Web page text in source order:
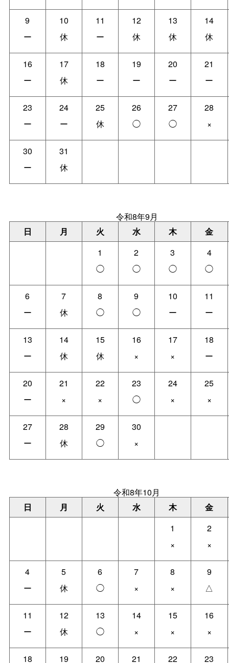
9
ー
10
休
11
ー
12
休
13
休
14
休
16
ー
17
休
18
ー
19
ー
20
ー
21
ー
23
ー
24
ー
25
休
26
◯
27
◯
28
×
30
ー
31
休
令和8年9月
日
月 火 水 木
金
1
◯
2
◯
3
◯
4
◯
6
ー
7
休
8
◯
9
◯
10
ー
11
ー
13
ー
14
休
15
休
16
×
17
×
18
ー
20
ー
21
×
22
×
23
◯
24
×
25
×
27
ー
28
休
29
◯
30
×
令和8年10月
日
月 火 水 木
金
1
×
2
×
4
ー
5
休
6
◯
7
×
8
×
9
△
11
ー
12
休
13
◯
14
×
15
×
16
×
18 19 20 21 22 23